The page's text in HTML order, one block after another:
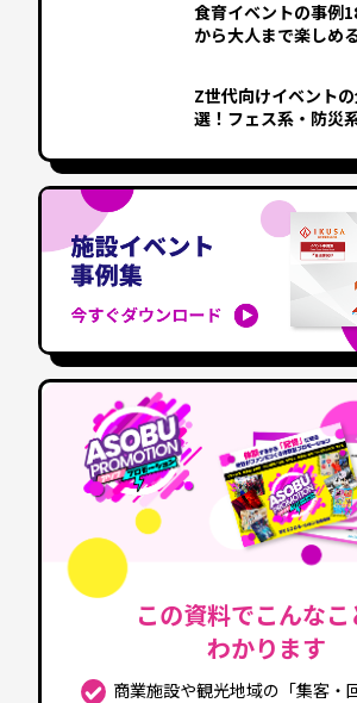
食育イベントの事例
から大人まで楽しめ
Z世代向けイベント
選！フェス系・防災
この資料でこんな
わかります
商業施設や観光地域の「集客・